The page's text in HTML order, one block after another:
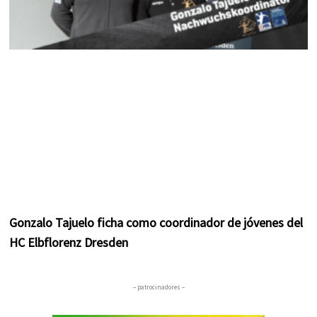
Gonzalo Tajuelo ficha como coordinador de jóvenes del
HC Elbflorenz Dresden
– patrocinadores –